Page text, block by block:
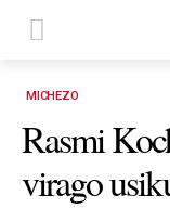
MICHEZO
Rasmi
virago